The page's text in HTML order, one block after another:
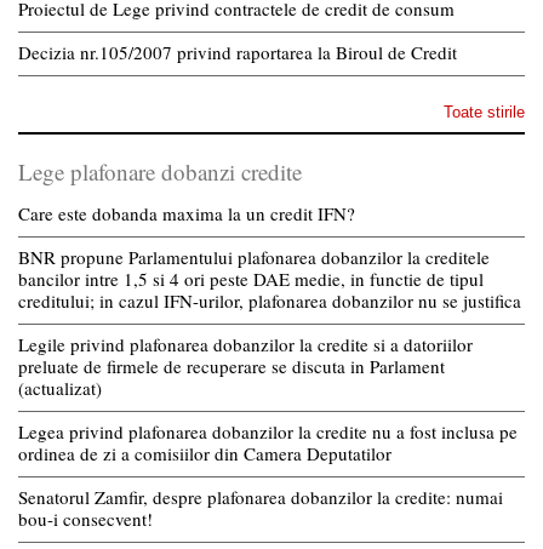
Proiectul de Lege privind contractele de credit de consum
Decizia nr.105/2007 privind raportarea la Biroul de Credit
Toate stirile
Lege plafonare dobanzi credite
Care este dobanda maxima la un credit IFN?
BNR propune Parlamentului plafonarea dobanzilor la creditele
bancilor intre 1,5 si 4 ori peste DAE medie, in functie de tipul
creditului; in cazul IFN-urilor, plafonarea dobanzilor nu se justifica
Legile privind plafonarea dobanzilor la credite si a datoriilor
preluate de firmele de recuperare se discuta in Parlament
(actualizat)
Legea privind plafonarea dobanzilor la credite nu a fost inclusa pe
ordinea de zi a comisiilor din Camera Deputatilor
Senatorul Zamfir, despre plafonarea dobanzilor la credite: numai
bou-i consecvent!